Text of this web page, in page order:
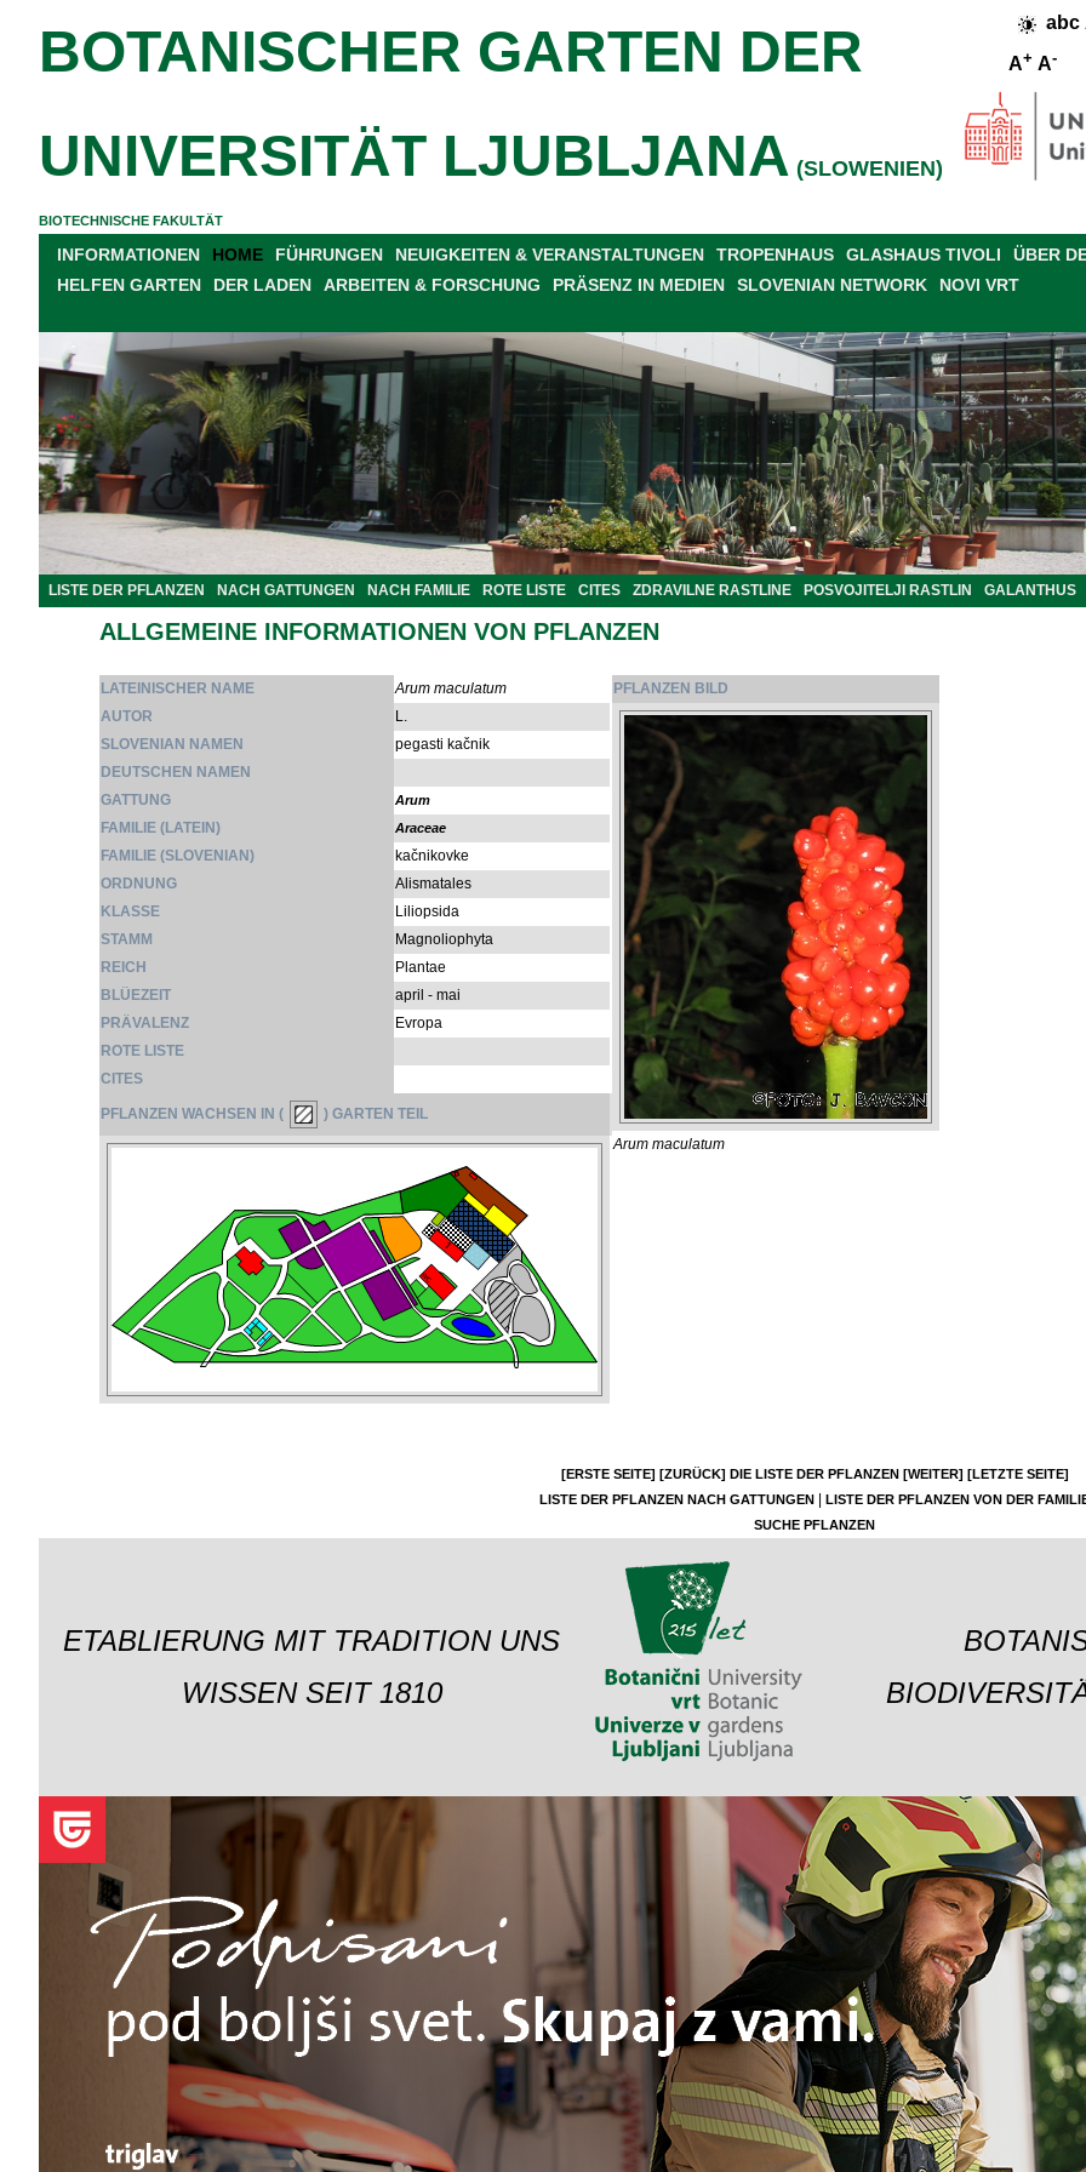
abc
A+ A-
BOTANISCHER GARTEN DER
UNIVERSITÄT LJUBLJANA (SLOWENIEN)
BIOTECHNISCHE FAKULTÄT
INFORMATIONEN HOME FÜHRUNGEN NEUIGKEITEN & VERANSTALTUNGEN TROPENHAUS GLASHAUS TIVOLI
ÜBER
HELFEN GARTEN
DER LADEN ARBEITEN & FORSCHUNG PRÄSENZ IN MEDIEN SLOVENIAN NETWORK NOVI VRT
LISTE DER PFLANZEN NACH GATTUNGEN NACH FAMILIE ROTE LISTE CITES ZDRAVILNE RASTLINE POSVOJITELJI RASTLIN GALANTHUS
ALLGEMEINE INFORMATIONEN VON PFLANZEN
LATEINISCHER NAME
Arum maculatum
AUTOR
L.
SLOVENIAN NAMEN
pegasti kačnik
DEUTSCHEN NAMEN
GATTUNG
Arum
FAMILIE (LATEIN) Araceae
FAMILIE (SLOVENIAN)
kačnikovke
ORDNUNG
Alismatales
KLASSE
Liliopsida
STAMM
Magnoliophyta
REICH
Plantae
BLÜEZEIT
april - mai
PRÄVALENZ
Evropa
ROTE LISTE
CITES
PFLANZEN WACHSEN IN ( ) GARTEN TEIL
PFLANZEN BILD
Arum maculatum
[ERSTE SEITE] [ZURÜCK] DIE LISTE DER PFLANZEN [WEITER] [LETZTE SEITE]
LISTE DER PFLANZEN NACH GATTUNGEN
LISTE DER PFLANZEN VON DER
SUCHE PFLANZEN
ETABLIERUNG MIT TRADITION UNS
WISSEN SEIT 1810